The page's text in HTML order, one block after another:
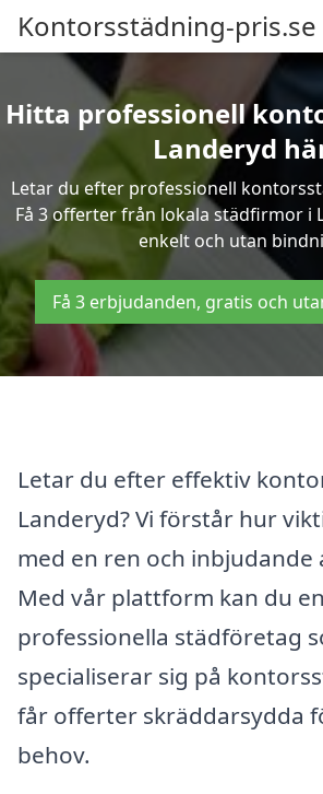
Kontorsstädning-pris.se
Hitta professionell
Landeryd
Letar du efter professionell
Få 3 offerter från lokala städfirmor i
enkelt och utan
Få 3 erbjudanden, gratis och
Letar du efter effektiv
Landeryd? Vi förstår hur
med en ren och inbjudande
Med vår plattform kan du
professionella städföretag
specialiserar sig på
får offerter skräddarsydda
behov.